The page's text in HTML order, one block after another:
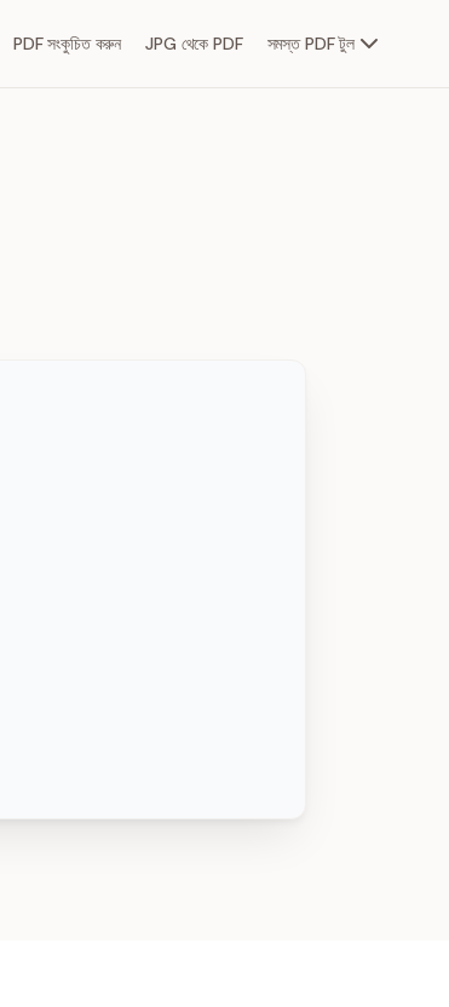
PDF সংকুচিত করুন JPG থেকে PDF সমস্ত PDF টুল